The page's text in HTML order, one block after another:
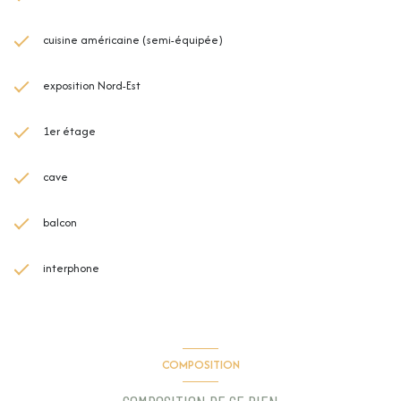
cuisine américaine (semi-équipée)
exposition Nord-Est
1er étage
cave
balcon
interphone
COMPOSITION